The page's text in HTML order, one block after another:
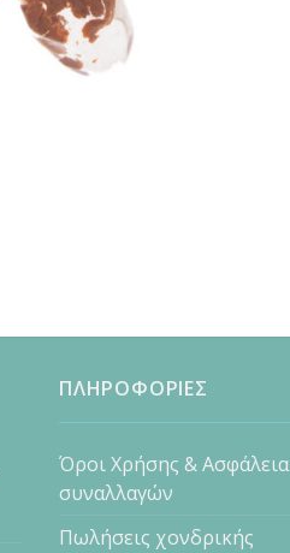
ΠΛΗΡΟΦΟΡΙΕΣ
Όροι Χρήσης & Ασφάλεια
συναλλαγών
Πωλήσεις χονδρικής